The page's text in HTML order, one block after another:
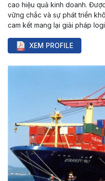
cao hiệu quả kinh doanh.
vững chắc và sự phát triển
cam kết mang lại giải pháp
XEM PROFILE